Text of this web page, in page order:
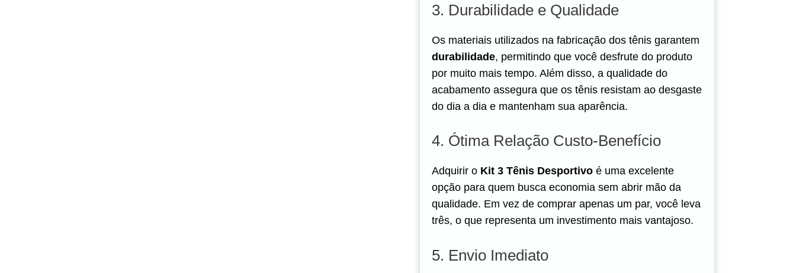
3. Durabilidade e Qualidade
Os materiais utilizados na fabricação dos tênis garantem
durabilidade, permitindo que você desfrute do produto
por muito mais tempo. Além disso, a qualidade do
acabamento assegura que os tênis resistam ao desgaste
do dia a dia e mantenham sua aparência.
4. Ótima Relação Custo-Benefício
Adquirir o Kit 3 Tênis Desportivoé uma excelente
opção para quem busca economia sem abrir mão da
qualidade. Em vez de comprar apenas um par, você leva
três, o que representa um investimento mais vantajoso.
5. Envio Imediato